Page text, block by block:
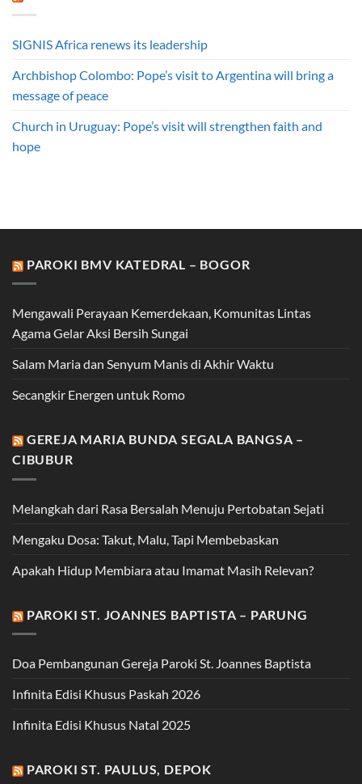
SIGNIS Africa renews its leadership
Archbishop Colombo: Pope’s visit to Argentina will bring a
message of peace
Church in Uruguay: Pope’s visit will strengthen faith and
hope
PAROKI BMV KATEDRAL – BOGOR
Mengawali Perayaan Kemerdekaan, Komunitas Lintas
Agama Gelar Aksi Bersih Sungai
Salam Maria dan Senyum Manis di Akhir Waktu
Secangkir Energen untuk Romo
GEREJA MARIA BUNDA SEGALA BANGSA –
CIBUBUR
Melangkah dari Rasa Bersalah Menuju Pertobatan Sejati
Mengaku Dosa: Takut, Malu, Tapi Membebaskan
Apakah Hidup Membiara atau Imamat Masih Relevan?
PAROKI ST. JOANNES BAPTISTA – PARUNG
Doa Pembangunan Gereja Paroki St. Joannes Baptista
Infinita Edisi Khusus Paskah 2026
Infinita Edisi Khusus Natal 2025
PAROKI ST. PAULUS, DEPOK